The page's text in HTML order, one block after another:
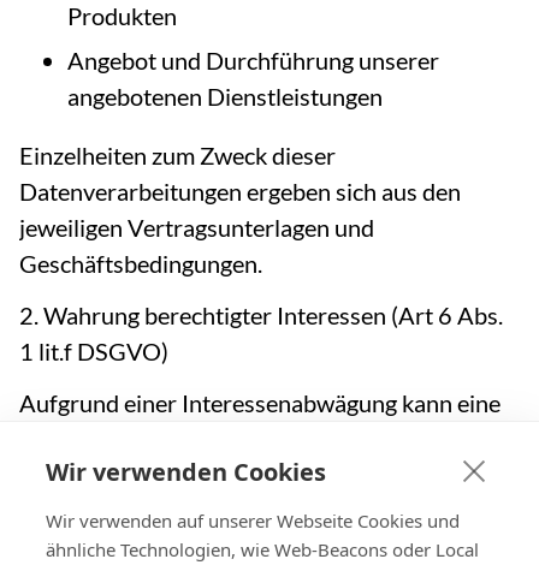
Produkten
Angebot und Durchführung unserer
angebotenen Dienstleistungen
Einzelheiten zum Zweck dieser
Datenverarbeitungen ergeben sich aus den
jeweiligen Vertragsunterlagen und
Geschäftsbedingungen.
2. Wahrung berechtigter Interessen (Art 6 Abs.
1 lit.f DSGVO)
Aufgrund einer Interessenabwägung kann eine
Erfüllung eines Vertrags hinaus zur Wahrung
berechtigter Interessen vonMH Parkservice
oder Dritten erfolgen. Dies ist zulässig, sofern
Wir verwenden Cookies
Wir verwenden auf unserer Webseite Cookies und
ähnliche Technologien, wie Web-Beacons oder Local